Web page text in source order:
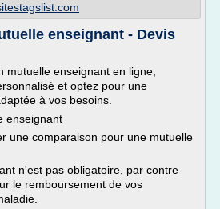
enseignant - Devis
mutuelle enseignant en ligne,
et optez pour une
à vos besoins.
enseignant
une comparaison pour une mutuelle
n'est pas obligatoire, par contre
le remboursement de vos